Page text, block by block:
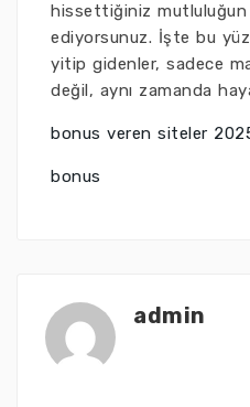
hissettiğiniz mutluluğun
ediyorsunuz. İşte bu
yitip gidenler, sadece
değil, aynı zamanda
bonus veren siteler
bonus
admin